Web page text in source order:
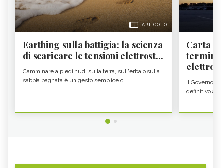
ARTICOLO
Earthing sulla battigia: la scienza
di scaricare le tensioni elettrost...
Camminare a piedi nudi sulla terra, sull'erba o sulla
sabbia bagnata è un gesto semplice c...
Carta
Il Governo
definitivo